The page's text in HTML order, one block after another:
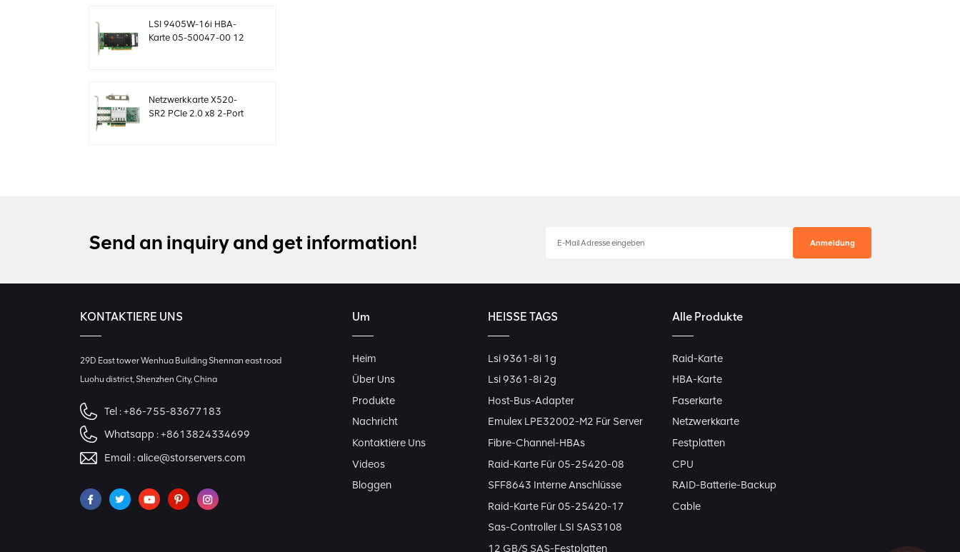
LSI 9405W-16i HBA-
Karte 05-50047-00 12
Netzwerkkarte X520-
SR2 PCIe 2.0 x8 2-Port
Send an inquiry and get information!
KONTAKTIERE UNS
29D East tower Wenhua Building Shennan east road
Luohu district, Shenzhen City, China
Tel :+86-755-83677183
Whatsapp :+8613824334699
Email :alice@storservers.com
Um
Heim
Über Uns
Produkte
Nachricht
Kontaktiere Uns
Videos
Bloggen
HEISSE TAGS
Lsi 9361-8i 1g
Lsi 9361-8i 2g
Host-Bus-Adapter
Emulex LPE32002-M2 Für Server
Fibre-Channel-HBAs
Raid-Karte Für 05-25420-08
SFF8643 Interne Anschlüsse
Raid-Karte Für 05-25420-17
Sas-Controller LSI SAS3108
12 GB/s SAS-Festplatten
Alle Produkte
Raid-Karte
HBA-Karte
Faserkarte
Netzwerkkarte
Festplatten
CPU
RAID-Batterie-Backup
Cable